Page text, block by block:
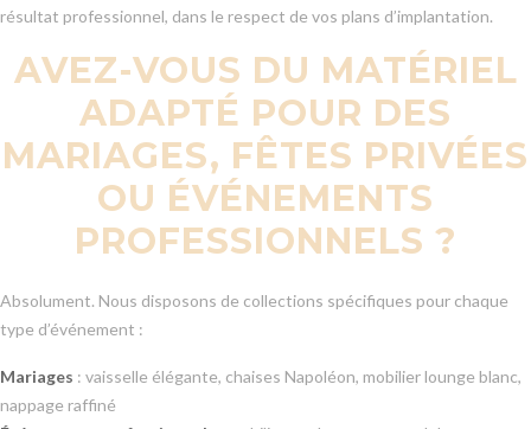
résultat professionnel, dans le respect de vos plans d’implantation.
AVEZ-VOUS DU MATÉRIEL
ADAPTÉ POUR DES
MARIAGES, FÊTES PRIVÉES
OU ÉVÉNEMENTS
PROFESSIONNELS ?
Absolument. Nous disposons de collections spécifiques pour chaque
type d’événement :
Mariages : vaisselle élégante, chaises Napoléon, mobilier lounge blanc,
nappage raffiné